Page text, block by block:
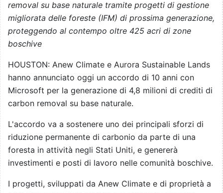
removal su base naturale tramite progetti di gestione
migliorata delle foreste (IFM) di prossima generazione,
proteggendo al contempo oltre 425 acri di zone
boschive
HOUSTON: Anew Climate e Aurora Sustainable Lands
hanno annunciato oggi un accordo di 10 anni con
Microsoft per la generazione di 4,8 milioni di crediti di
carbon removal su base naturale.
L'accordo va a sostenere uno dei principali sforzi di
riduzione permanente di carbonio da parte di una
foresta in attività negli Stati Uniti, e genererà
investimenti e posti di lavoro nelle comunità boschive.
I progetti, sviluppati da Anew Climate e di proprietà a